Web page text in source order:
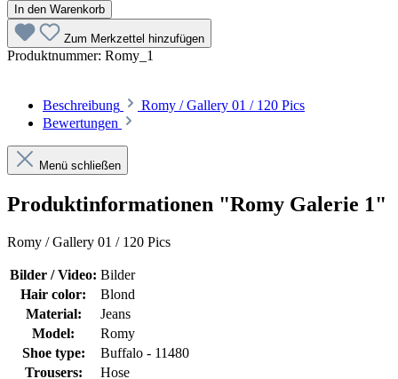
In den Warenkorb
Zum Merkzettel hinzufügen
Produktnummer: Romy_1
Beschreibung
Romy / Gallery 01 / 120 Pics
Bewertungen
Menü schließen
Produktinformationen "Romy Galerie 1"
Romy / Gallery 01 / 120 Pics
Bilder / Video: Bilder
Hair color:
Blond
Material:
Jeans
Model:
Romy
Shoe type:
Buffalo - 11480
Trousers:
Hose